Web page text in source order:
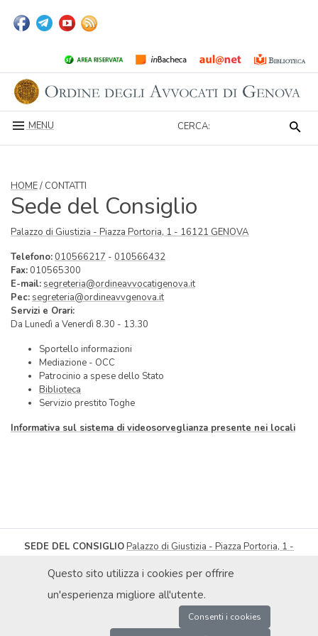
Questo sito utilizza i cookies per offrire
un'esperienza migliore all'utente.
Consenti i cookies
MENU CERCA:
HOME/ CONTATTI
Sede del Consiglio
Palazzo di Giustizia - Piazza Portoria, 1 - 16121 GENOVA
Telefono: 010566217 - 010566432
Fax: 010565300
E-mail: segreteria@ordineavvocatigenova.it
Pec: segreteria@ordineavvgenova.it
Servizi e Orari:
Da Lunedì a Venerdì 8.30 - 13.30
Sportello informazioni
Mediazione - OCC
Patrocinio a spese dello Stato
Biblioteca
Servizio prestito Toghe
Informativa sul sistema di videosorveglianza presente nei locali
SEDE DEL CONSIGLIOPalazzo di Giustizia - Piazza Portoria, 1 -
segreteria@ordineavvocatigenova.it
DICHIARAZIONE DI ACCESSIBILITÀ|OBIETTIVI DI ACCESSIBILITÀ
P.IVA 02080000991 / C.F. 80030990107 | COD. UNIVOCO: UFXAIK |
ENTE SOGGETTO A SPLIT PAYMENT